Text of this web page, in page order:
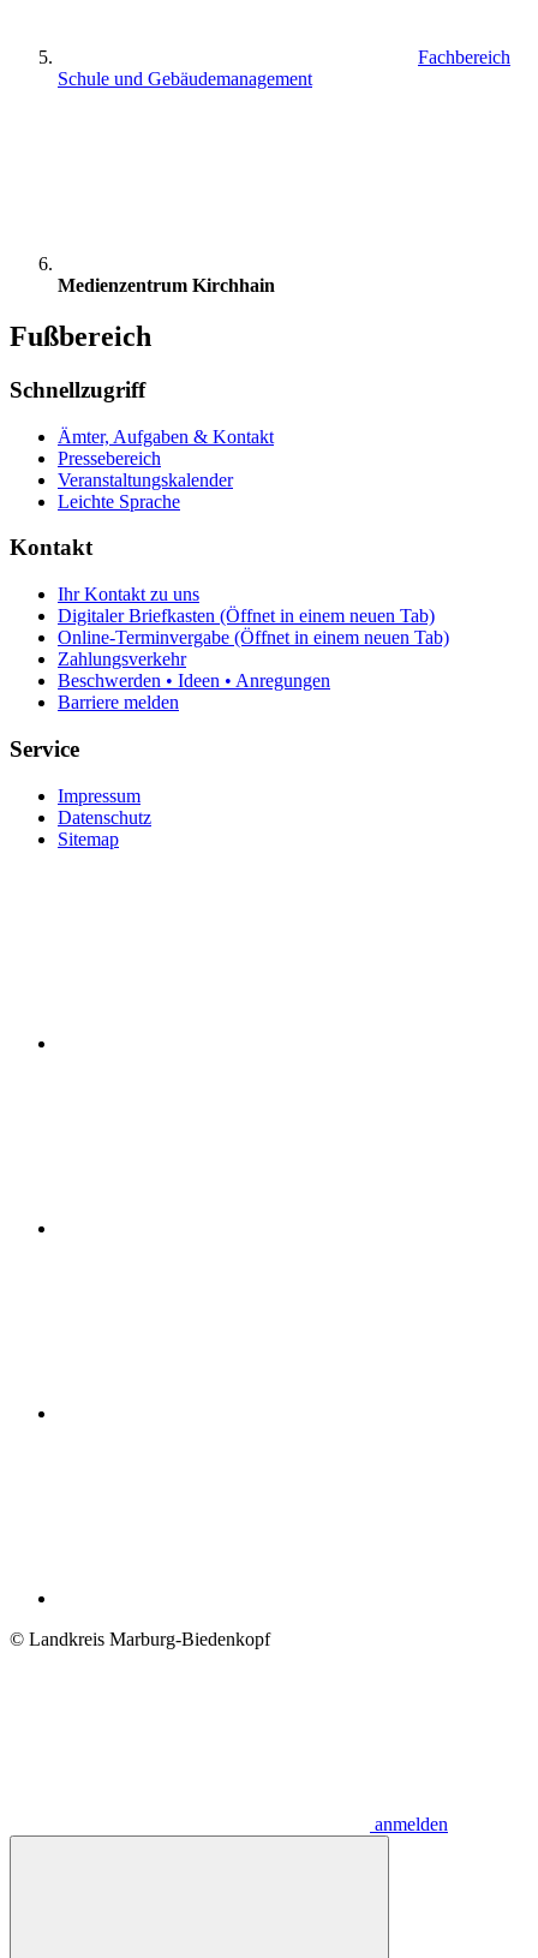
Fachbereich
Schule und Gebäudemanagement
Medienzentrum Kirchhain
Fußbereich
Schnellzugriff
Ämter, Aufgaben & Kontakt
Pressebereich
Veranstaltungskalender
Leichte Sprache
Kontakt
Ihr Kontakt zu uns
Digitaler Briefkasten (Öffnet in einem neuen Tab)
Online-Terminvergabe (Öffnet in einem neuen Tab)
Zahlungsverkehr
Beschwerden • Ideen • Anregungen
Barriere melden
Service
Impressum
Datenschutz
Sitemap
© Landkreis Marburg-Biedenkopf
anmelden